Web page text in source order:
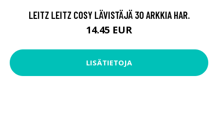
LEITZ LEITZ COSY LÄVISTÄJÄ 30 ARKKIA HAR.
14.45 EUR
LISÄTIETOJA